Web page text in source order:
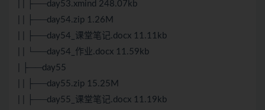
| | ├──day53.xmind 248.07kb
| | ├──day54.zip 1.26M
| | ├──day54_课堂笔记.docx 11.11kb
| | └──day54_作业.docx 11.59kb
| ├──day55
| | ├──day55.zip 15.25M
| | ├──day55_课堂笔记.docx 11.19kb